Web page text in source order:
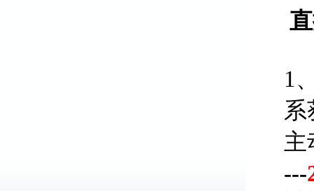
1
系
主
---